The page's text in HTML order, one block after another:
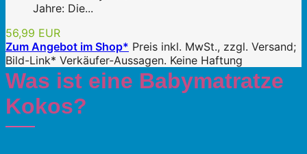
Jahre: Die...
56,99 EUR
Zum Angebot im Shop* Preis inkl. MwSt., zzgl. Versand;
Bild-Link* Verkäufer-Aussagen. Keine Haftung
Was ist eine Babymatratze
Kokos?